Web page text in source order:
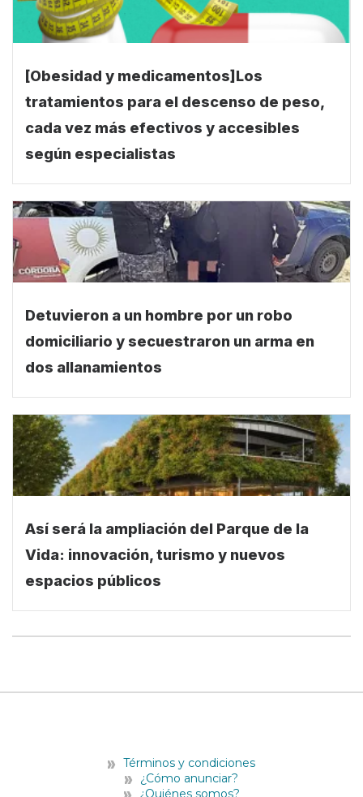
[Obesidad y medicamentos]Los
tratamientos para el descenso de peso,
cada vez más efectivos y accesibles
según especialistas
Detuvieron a un hombre por un robo
domiciliario y secuestraron un arma en
dos allanamientos
Así será la ampliación del Parque de la
Vida: innovación, turismo y nuevos
espacios públicos
Términos y condiciones
¿Cómo anunciar?
¿Quiénes somos?